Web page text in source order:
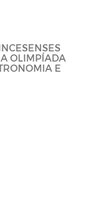
OLIMPÍADA
E